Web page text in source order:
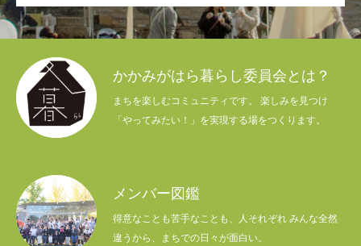
かかみがはら暮らし委員会とは？
まちを楽しむコミュニティです。 楽しみを見つけ
「やってみたい！」を実現する場をつくります。
メンバー図鑑
得意なことも苦手なことも、人それぞれ みんな全然
違うから、まちでの日々が面白い。